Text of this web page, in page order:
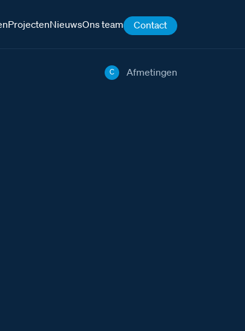
ProjectenNieuwsOns team Contact
C Afmetingen